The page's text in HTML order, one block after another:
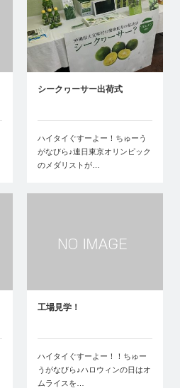
シークヮーサー出荷式
ハイタイぐすーよー！ちゅーう
がなびら♪連日東京オリンピック
のメダリストが…
工場見学！
ハイタイぐすーよー！！ちゅー
うがなびら♪ハロウィンの日はオ
ムライスを…